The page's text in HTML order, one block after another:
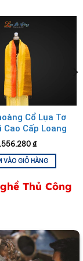
phê
Cổ Lụa Tơ
Cao Cấp Loang
Cam MNV-
₫
VÀO GIỎ HÀNG
Thủ Công